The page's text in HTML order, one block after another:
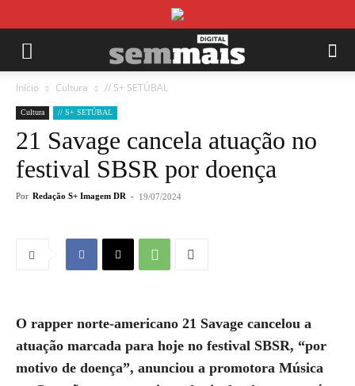
Início Cultura // S+ SETÚBAL
Cultura // S+ SETÚBAL
21 Savage cancela atuação no
festival SBSR por doença
Por Redação S+ Imagem DR - 19/07/2024
O rapper norte-americano 21 Savage cancelou a
atuação marcada para hoje no festival SBSR, “por
motivo de doença”, anunciou a promotora Música